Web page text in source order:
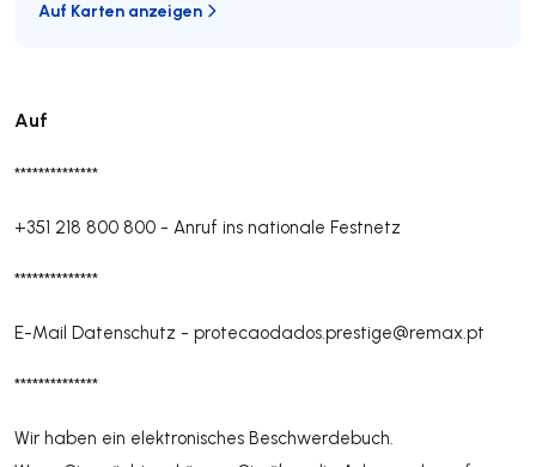
Auf
**************
+351 218 800 800 - Anruf ins nationale Festnetz
**************
E-Mail Datenschutz - protecaodados.prestige@remax.pt
**************
Wir haben ein elektronisches Beschwerdebuch.
Auf Karten anzeigen